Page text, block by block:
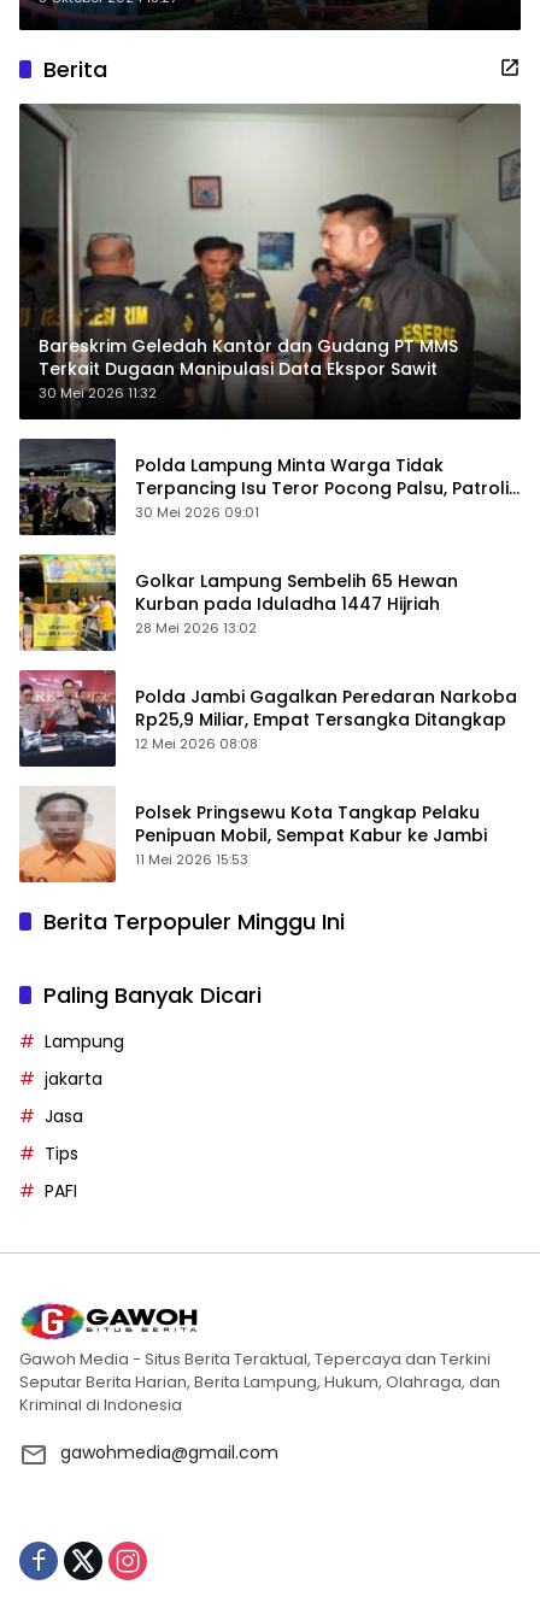
Berita
Bareskrim Geledah Kantor dan Gudang PT MMS
Terkait Dugaan Manipulasi Data Ekspor Sawit
30 Mei 2026 11:32
Polda Lampung Minta Warga Tidak
Terpancing Isu Teror Pocong Palsu, Patroli
Keamanan Ditingkatkan
30 Mei 2026 09:01
Golkar Lampung Sembelih 65 Hewan
Kurban pada Iduladha 1447 Hijriah
28 Mei 2026 13:02
Polda Jambi Gagalkan Peredaran Narkoba
Rp25,9 Miliar, Empat Tersangka Ditangkap
12 Mei 2026 08:08
Polsek Pringsewu Kota Tangkap Pelaku
Penipuan Mobil, Sempat Kabur ke Jambi
11 Mei 2026 15:53
Berita Terpopuler Minggu Ini
Paling Banyak Dicari
Lampung
jakarta
Jasa
Tips
PAFI
Gawoh Media - Situs Berita Teraktual, Tepercaya dan Terkini
Seputar Berita Harian, Berita Lampung, Hukum, Olahraga, dan
Kriminal di Indonesia
gawohmedia@gmail.com